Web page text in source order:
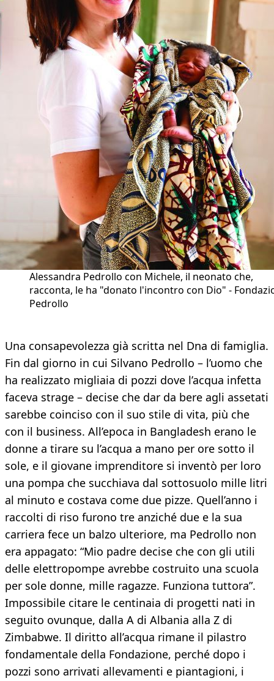
Alessandra Pedrollo con Michele, il neonato che,
racconta, le ha "donato l'incontro con Dio" -
Pedrollo
Una consapevolezza già scritta nel Dna di famiglia.
Fin dal giorno in cui Silvano Pedrollo – l’uomo che
ha realizzato migliaia di pozzi dove l’acqua infetta
faceva strage – decise che dar da bere agli assetati
sarebbe coinciso con il suo stile di vita, più che
con il business. All’epoca in Bangladesh erano le
donne a tirare su l’acqua a mano per ore sotto il
sole, e il giovane imprenditore si inventò per loro
una pompa che succhiava dal sottosuolo mille litri
al minuto e costava come due pizze. Quell’anno i
raccolti di riso furono tre anziché due e la sua
carriera fece un balzo ulteriore, ma Pedrollo non
era appagato: “Mio padre decise che con gli utili
delle elettropompe avrebbe costruito una scuola
per sole donne, mille ragazze. Funziona tuttora”.
Impossibile citare le centinaia di progetti nati in
seguito ovunque, dalla A di Albania alla Z di
Zimbabwe. Il diritto all’acqua rimane il pilastro
fondamentale della Fondazione, perché dopo i
pozzi sono arrivati allevamenti e piantagioni, i